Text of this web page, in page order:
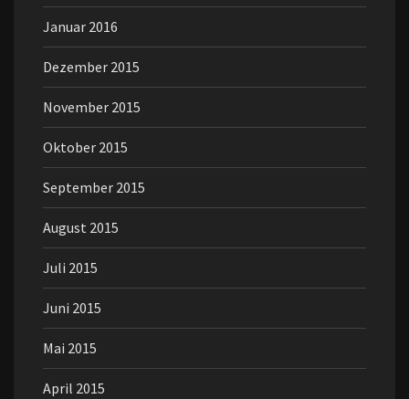
Januar 2016
Dezember 2015
November 2015
Oktober 2015
September 2015
August 2015
Juli 2015
Juni 2015
Mai 2015
April 2015